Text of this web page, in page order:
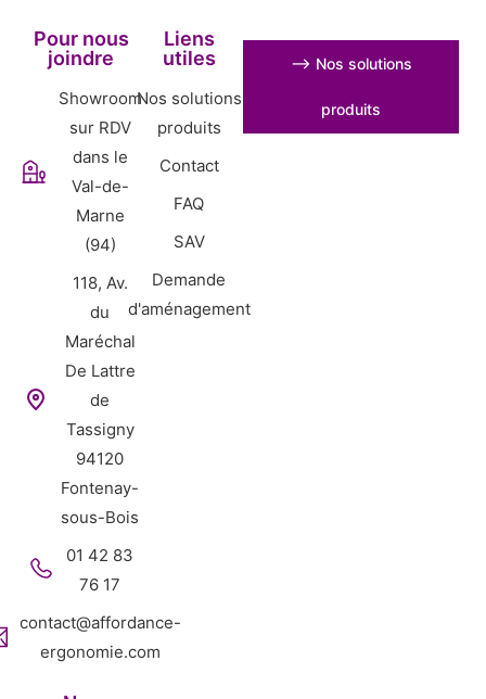
Pour nous
joindre
Showroom
sur RDV
dans le
Val-de-
Marne
(94)
118, Av.
du
Maréchal
De Lattre
de
Tassigny
94120
Fontenay-
sous-Bois
01 42 83
76 17
contact@affordance-
ergonomie.com
Liens
utiles
Nos solutions
produits
Contact
FAQ
SAV
Demande
d'aménagement
⟶ Nos solutions
produits